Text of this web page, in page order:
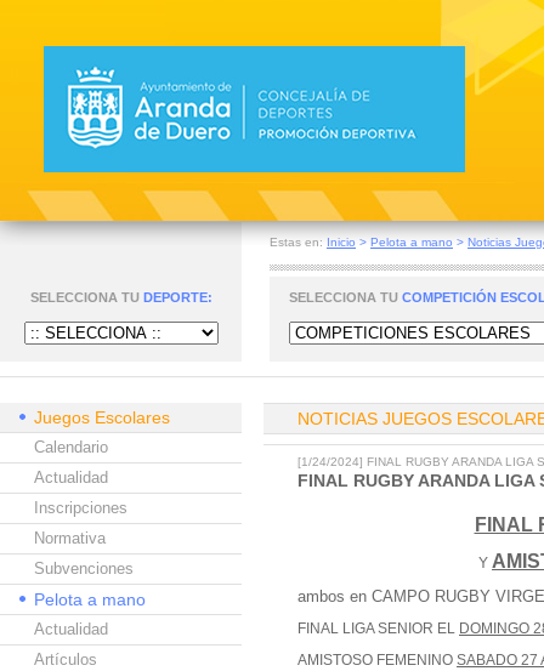
Estas en: Inicio > Pelota a mano > Noticias
SELECCIONA TU DEPORTE: SELECCIONA TU COMPETICIÓN
Juegos Escolares
Calendario
Actualidad
Inscripciones
Normativa
Subvenciones
Pelota a mano
Actualidad
Artículos
NOTICIAS JUEGOS
[1/24/2024] FINAL RUGBY ARANDA LIGA
FINAL RUGBY ARANDA LIGA
FINAL
Y
ambos en CAMPO RUGBY
FINAL LIGA SENIOR EL DOMINGO
AMISTOSO FEMENINO SABADO 27